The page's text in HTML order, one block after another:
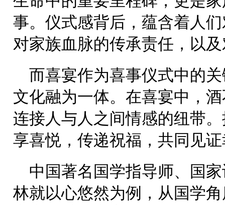
事。仪式感背后，蕴含着人
对家族血脉的传承责任，以
而喜宴作为喜事仪式中的
文化融为一体。在喜宴中，
连接人与人之间情感的纽带
享喜悦，传递祝福，共同见
中国著名国学指导师、国
林就以心悠然为例，从国学